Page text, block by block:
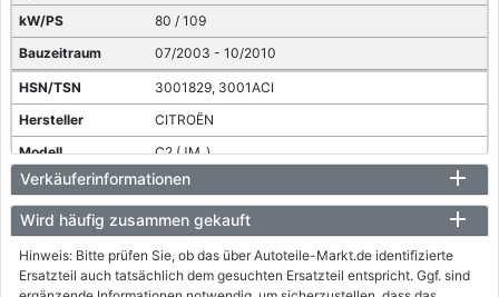
80 / 109
07/2003 - 10/2010
3001829, 3001ACI
CITROËN
C2 (JM_)
1.6 VTS
90 / 122
10/2004 - 12/2009
3001789, 3001AAQ
Verkäuferinformationen
Wird häufig zusammen gekauft
Hinweis: Bitte prüfen Sie, ob das über Autoteile-Markt.de identifizierte
Ersatzteil auch tatsächlich dem gesuchten Ersatzteil entspricht. Ggf. sind